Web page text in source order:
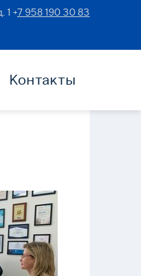
+7 958 190 30 83
Контакты